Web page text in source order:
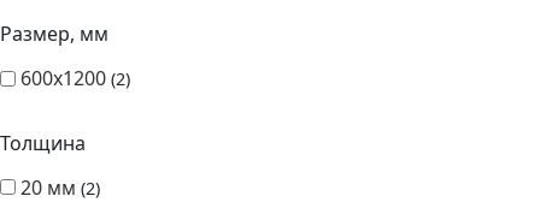
Размер, мм
600х1200 2
Толщина
20 мм 2